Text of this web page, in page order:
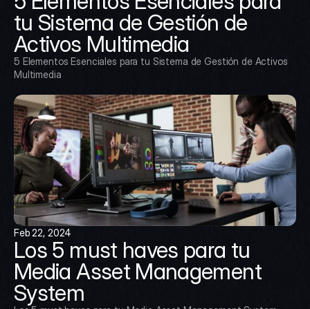
tu Sistema de Gestión de
Activos Multimedia
5 Elementos Esenciales para tu Sistema de Gestión de Activos
Multimedia
Feb 22, 2024
Los 5 must haves para tu
Media Asset Management
System